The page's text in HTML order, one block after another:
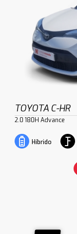
TOYOTA C-HR
2.0 180H Advance
Híbrido